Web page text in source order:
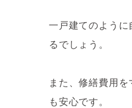
一戸建てのように
るでしょう。
また、修繕費用
も安心です。